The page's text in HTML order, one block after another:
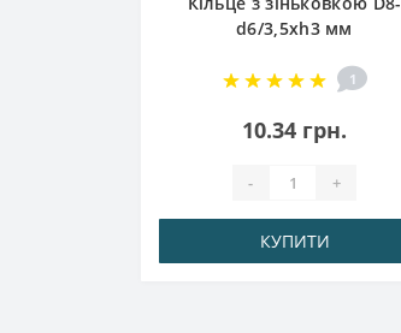
d6/3,5хh3 мм
1
10.34 грн.
- +
КУПИТИ